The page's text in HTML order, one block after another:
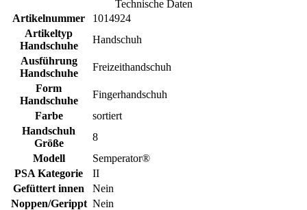
Technische Daten
Artikelnummer
1014924
Artikeltyp
Handschuhe
Handschuh
Ausführung
Handschuhe
Freizeithandschuh
Form
Handschuhe
Fingerhandschuh
Farbe
sortiert
Handschuh
Größe
8
Modell
Semperator®
PSA Kategorie
II
Gefüttert innen
Nein
Noppen/Gerippt Nein